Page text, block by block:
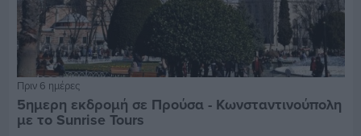
Πριν 6 ημέρες
5ημερη εκδρομή σε Προύσα - Κωνσταντινούπολη
με το Sunrise Tours